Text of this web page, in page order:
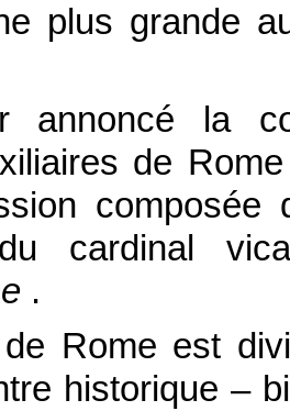
plus grande
annoncé la
de
cardinal
.
Rome est
historique –